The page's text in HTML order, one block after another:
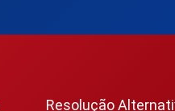
Resolução